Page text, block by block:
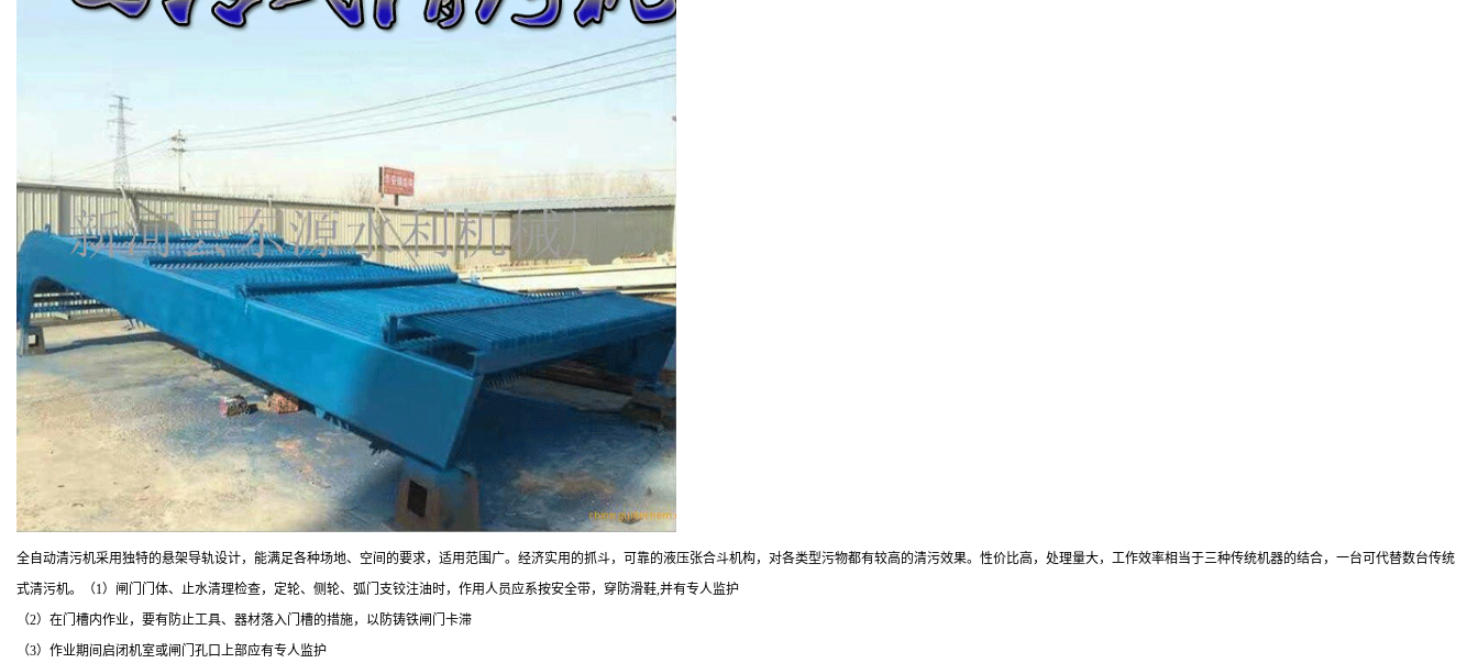
全自动清污机采用独特的悬架导轨设计，能满足各种场地、空间的要求，适用范围广。经济实用的抓斗，可靠的液压张合斗机构，对各类型污物都有较高的清污效果。性价比高，处理量大，工作效率相当于三种传统机器的结合，一台可代替数台传统
式清污机。（1）闸门门体、止水清理检查，定轮、侧轮、弧门支铰注油时，作用人员应系按安全带，穿防滑鞋,并有专人监护
（2）在门槽内作业，要有防止工具、器材落入门槽的措施，以防铸铁闸门卡滞
（3）作业期间启闭机室或闸门孔口上部应有专人监护